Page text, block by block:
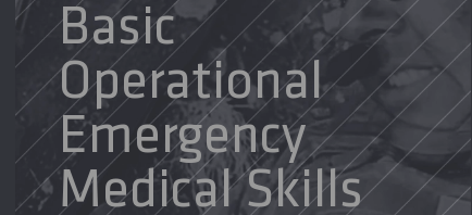
Basic
Operational
Emergency
Medical Skills